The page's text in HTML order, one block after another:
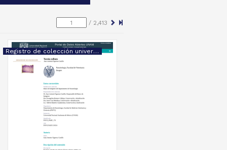
/ 2,413
Registro de colección universitaria